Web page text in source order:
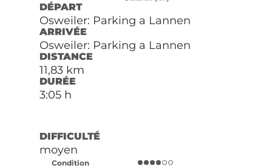
DÉPART
Osweiler: Parking a Lannen
ARRIVÉE
Osweiler: Parking a Lannen
DISTANCE
11,83 km
DURÉE
3:05 h
DIFFICULTÉ
moyen
Condition